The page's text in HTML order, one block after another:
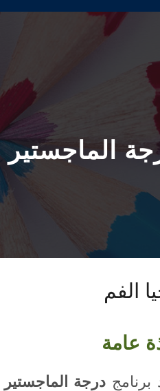
الماجستير
الفم
عامة
برنامج درجة الماجستير